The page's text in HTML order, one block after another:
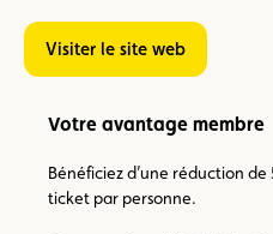
Visiter le site web
Votre avantage membre
Bénéficiez d’une réduction de
ticket par personne.